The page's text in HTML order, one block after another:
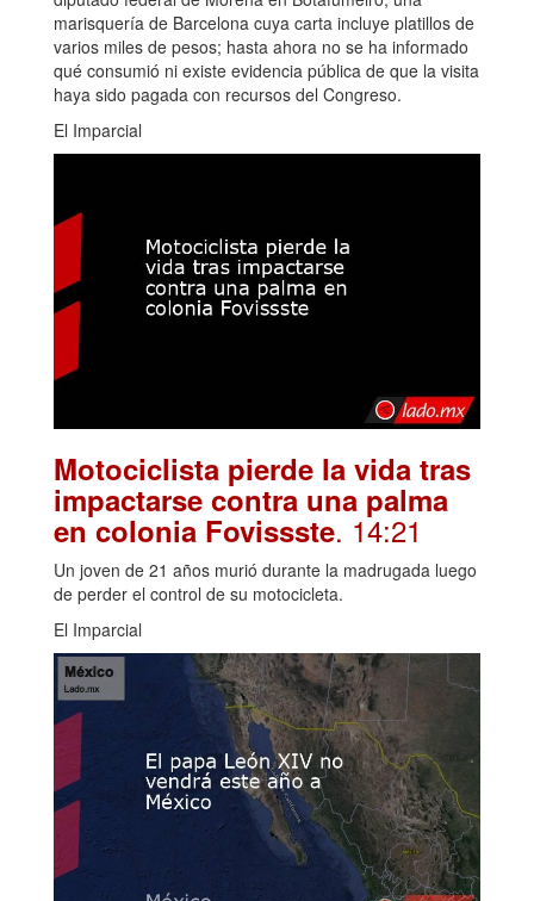
marisquería de Barcelona cuya carta incluye platillos de
varios miles de pesos; hasta ahora no se ha informado
qué consumió ni existe evidencia pública de que la visita
haya sido pagada con recursos del Congreso.
El Imparcial
Motociclista pierde la vida tras
impactarse contra una palma
en colonia Fovissste. 14:21
Un joven de 21 años murió durante la madrugada luego
de perder el control de su motocicleta.
El Imparcial